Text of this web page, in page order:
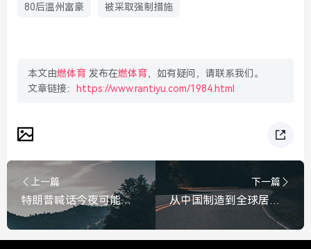
80后温州富豪 被采取强制措施
本文由燃体育 发布在燃体育，如有疑问，请联系我们。
文章链接：
https://www.rantiyu.com/1984.html
上一篇
特朗普喊话今夜可能再打伊朗，中东火药桶再度引燃，特朗普喊话今夜可能再打伊朗，中东火药桶再度引燃
下一篇
从中国制造到全球居所，中国预制房出海热潮席卷全球，订单排至明年，中国预制房出海热潮席卷全球，订单排至明年